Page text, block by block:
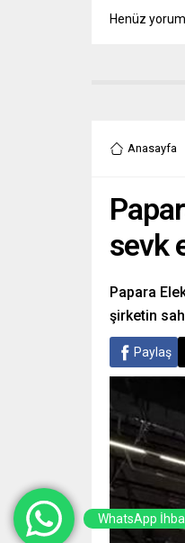
Henüz yorum
Anasayfa
sevk
Papara
şirketin
Paylaş
WhatsApp